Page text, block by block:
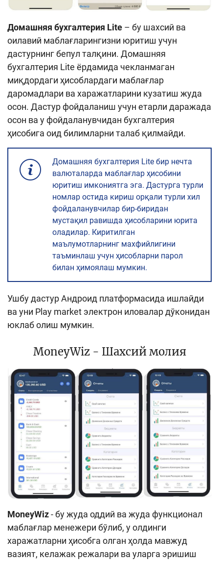
Домашняя бухгалтерия Lite – бу шахсий ва
оилавий маблағларингизни юритиш учун
дастурнинг бепул талқини. Домашняя
бухгалтерия Lite ёрдамида чекланмаган
миқдордаги ҳисоблардаги маблағлар
даромадлари ва харажатларини кузатиш жуда
осон. Дастур фойдаланиш учун етарли даражада
осон ва у фойдаланувчидан бухгалтерия
ҳисобига оид билимларни талаб қилмайди.
Домашняя бухгалтерия Lite бир нечта
валюталарда маблағлар ҳисобини
юритиш имкониятга эга. Дастурга турли
номлар остида кириш орқали турли хил
фойдаланувчилар бир-биридан
мустақил равишда ҳисобларини юрита
оладилар. Киритилган
маълумотларнинг махфийлигини
таъминлаш учун ҳисобларни парол
билан ҳимоялаш мумкин.
Ушбу дастур Андроид платформасида ишлайди
ва уни Play market электрон иловалар дўконидан
юклаб олиш мумкин.
MoneyWiz - Шахсий молия
MoneyWiz- бу жуда оддий ва жуда функционал
маблағлар менежери бўлиб, у олдинги
харажатларни ҳисобга олган ҳолда мавжуд
вазият, келажак режалари ва уларга эришиш